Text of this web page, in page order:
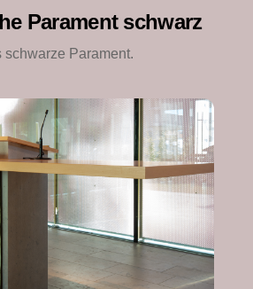
Parament schwarz
schwarze Parament.